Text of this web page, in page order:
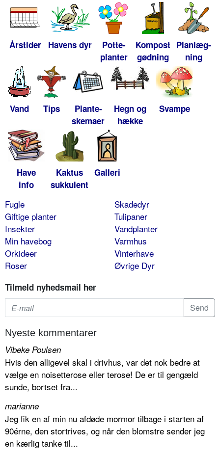
Årstider Havens dyr
Potte-
planter
Kompost
gødning
Planlæg-
ning
Vand Tips
Plante-
skemaer
Hegn og
hække
Svampe
Have
info
Kaktus
sukkulent
Galleri
Fugle
Giftige planter
Insekter
Min havebog
Orkideer
Roser
Skadedyr
Tulipaner
Vandplanter
Varmhus
Vinterhave
Øvrige Dyr
Tilmeld nyhedsmail her
Nyeste kommentarer
Vibeke Poulsen
Hvis den alligevel skal i drivhus, var det nok bedre at
vælge en noisetterose eller terose! De er til gengæld
sunde, bortset fra...
marianne
Jeg fik en af min nu afdøde mormor tilbage i starten af
90érne, den stortrives, og når den blomstre sender jeg
en kærlig tanke til...